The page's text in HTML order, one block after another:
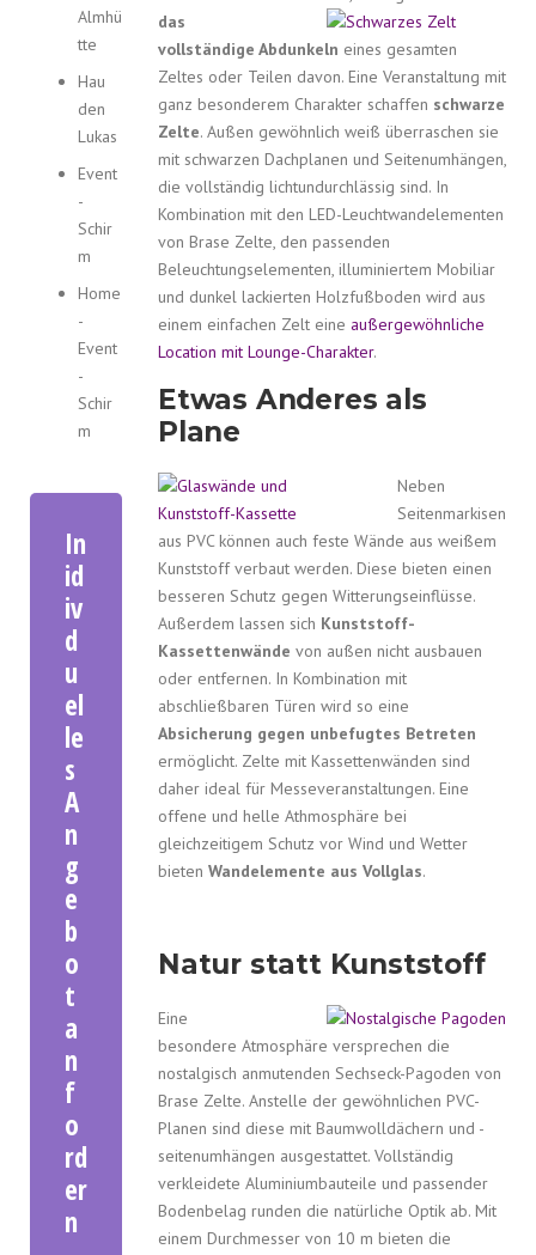
Almhü
tte
Hau
den
Lukas
Event
-
Schir
m
Home
-
Event
-
Schir
m
In
id
iv
d
u
el
le
s
A
n
g
e
b
o
t
a
n
f
o
rd
er
n
das
vollständige Abdunkeln eines gesamten
Zeltes oder Teilen davon. Eine Veranstaltung mit
ganz besonderem Charakter schaffen schwarze
Zelte. Außen gewöhnlich weiß überraschen sie
mit schwarzen Dachplanen und Seitenumhängen,
die vollständig lichtundurchlässig sind. In
Kombination mit den LED-Leuchtwandelementen
von Brase Zelte, den passenden
Beleuchtungselementen, illuminiertem Mobiliar
und dunkel lackierten Holzfußboden wird aus
einem einfachen Zelt eine außergewöhnliche
Location mit Lounge-Charakter.
Etwas Anderes als
Plane
Neben
Seitenmarkisen
aus PVC können auch feste Wände aus weißem
Kunststoff verbaut werden. Diese bieten einen
besseren Schutz gegen Witterungseinflüsse.
Außerdem lassen sich Kunststoff-
Kassettenwände von außen nicht ausbauen
oder entfernen. In Kombination mit
abschließbaren Türen wird so eine
Absicherung gegen unbefugtes Betreten
ermöglicht. Zelte mit Kassettenwänden sind
daher ideal für Messeveranstaltungen. Eine
offene und helle Athmosphäre bei
gleichzeitigem Schutz vor Wind und Wetter
bieten Wandelemente aus Vollglas.
Natur statt Kunststoff
Eine
besondere Atmosphäre versprechen die
nostalgisch anmutenden Sechseck-Pagoden von
Brase Zelte. Anstelle der gewöhnlichen PVC-
Planen sind diese mit Baumwolldächern und -
seitenumhängen ausgestattet. Vollständig
verkleidete Aluminiumbauteile und passender
Bodenbelag runden die natürliche Optik ab. Mit
einem Durchmesser von 10 m bieten die